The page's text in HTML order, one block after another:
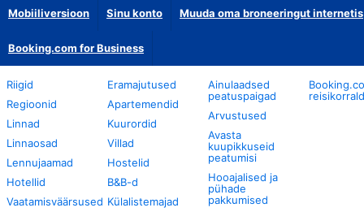
Mobiiliversioon Sinu konto Muuda oma broneeringut internetis
Booking.com for Business
Riigid
Regioonid
Linnad
Linnaosad
Lennujaamad
Hotellid
Vaatamisväärsused
Eramajutused
Apartemendid
Kuurordid
Villad
Hostelid
B&B-d
Külalistemajad
Ainulaadsed
peatuspaigad
Arvustused
Avasta
kuupikkuseid
peatumisi
Hooajalised ja
pühade
pakkumised